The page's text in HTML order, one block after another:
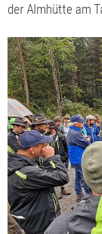
der Almhütte am